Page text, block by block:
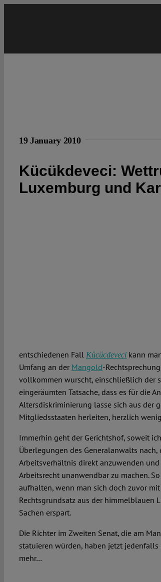
19 January 2010
Kücükdeveci:
Luxemburg und
entschiedenen Fall Kücücdevecikann
Umfang an der Mangold-
vollkommen wurscht, einschließlich der
eingeräumten Tatsache, dass es für die
Altersdiskriminierung lasse sich aus der
Mitgliedsstaaten herleiten, herzlich
Immerhin geht der Gerichtshof, soweit
Überlegungen des Generalanwalts
Arbeitsverhältnis direkt anzuwenden
Arbeitsrecht unanwendbar zu machen.
aufhalten, wenn man sich doch zuvor
Rechtsgrundsatz aus der himmelblauen
Sachen erspart.
Die Richter im Zweiten Senat, die am
statuieren würden, haben jetzt
mehr…